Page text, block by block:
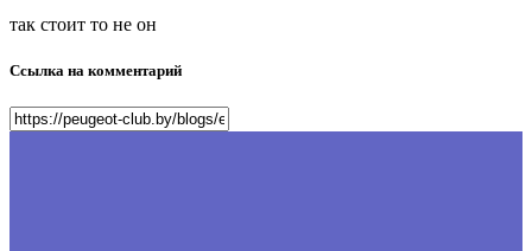
так стоит то не он
Ссылка на комментарий